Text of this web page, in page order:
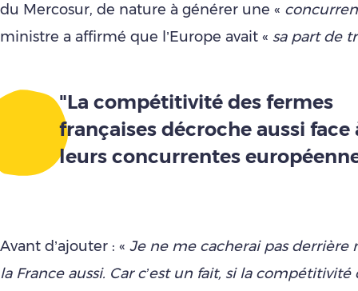
du Mercosur, de nature à générer une «
ministre a affirmé que l’Europe avait « sa part de
"La compétitivité des fermes
françaises décroche aussi face
leurs concurrentes
Avant d’ajouter : « Je ne me cacherai pas derrière
la France aussi. Car c’est un fait, si la compétitivité